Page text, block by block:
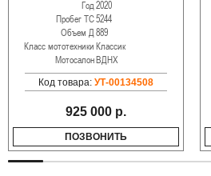
Год2020
Пробег ТС5244
Объем Д889
Класс мототехникиКлассик
МотосалонВДНХ
Код товара: УТ-00134508
925 000 р.
ПОЗВОНИТЬ